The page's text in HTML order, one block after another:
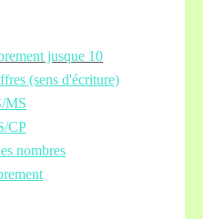
jusque 10
(sens d'écriture)
MS
CP
nombres